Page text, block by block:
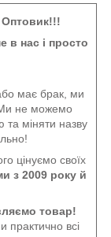
в нас і просто
має брак, ми
Ми не можемо
та міняти назву
цінуємо своїх
з 2009 року й
товар!
практично всі